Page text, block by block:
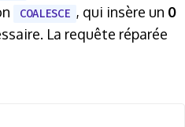
COALESCE , qui insère un 0
La requête réparée